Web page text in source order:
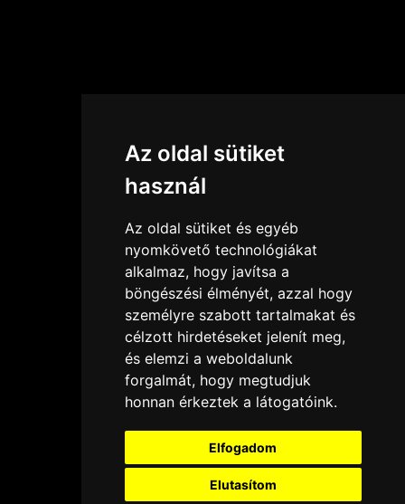
Az oldal sütiket
használ
Az oldal sütiket és egyéb
nyomkövető technológiákat
alkalmaz, hogy javítsa a
böngészési élményét, azzal hogy
személyre szabott tartalmakat és
célzott hirdetéseket jelenít meg,
és elemzi a weboldalunk
forgalmát, hogy megtudjuk
honnan érkeztek a látogatóink.
Elfogadom
Elutasítom